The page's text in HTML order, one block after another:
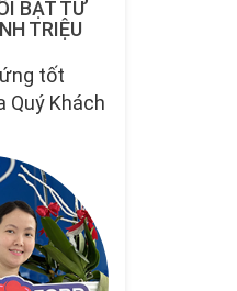
BẬT TỪ
TRIỆU
tốt
Quý Khách